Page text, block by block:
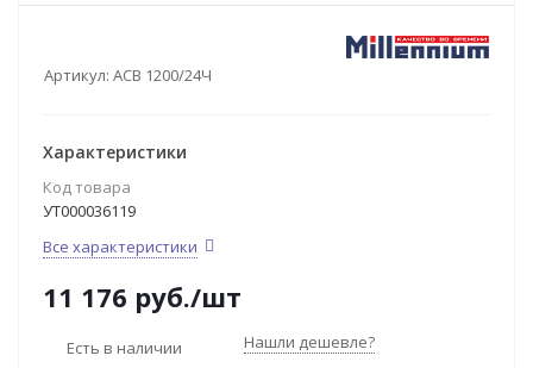
Артикул: АСВ 1200/24Ч
Характеристики
Код товара
УТ000036119
Все характеристики
11 176 руб./шт
Есть в наличии Нашли дешевле?